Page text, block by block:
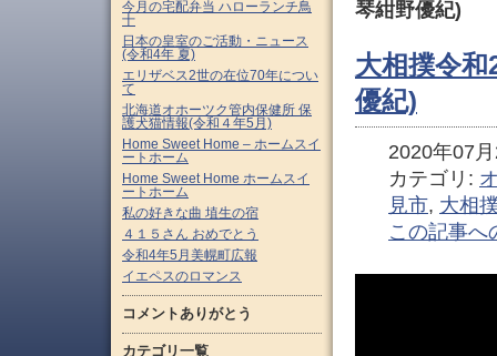
琴紺野優紀)
大相撲令和
優紀)
2020年07
カテゴリ:
見市, 大相
この記事へ
今月の宅配弁当 ハローランチ鳥
十
日本の皇室のご活動・ニュース
(令和4年 夏)
エリザベス2世の在位70年につい
て
北海道オホーツク管内保健所 保
護犬猫情報(令和４年5月)
Home Sweet Home – ホームスイ
ートホーム
Home Sweet Home ホームスイ
ートホーム
私の好きな曲 埴生の宿
４１５さん おめでとう
令和4年5月美幌町広報
イエペスのロマンス
コメントありがとう
カテゴリ一覧